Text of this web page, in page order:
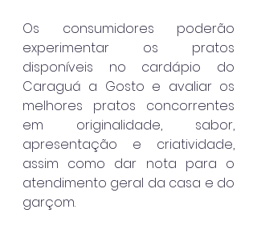
Os consumidores poderão
experimentar os pratos
disponíveis no cardápio do
Caraguá a Gosto e avaliar os
melhores pratos concorrentes
em originalidade, sabor,
apresentação e criatividade,
assim como dar nota para o
atendimento geral da casa e do
garçom.